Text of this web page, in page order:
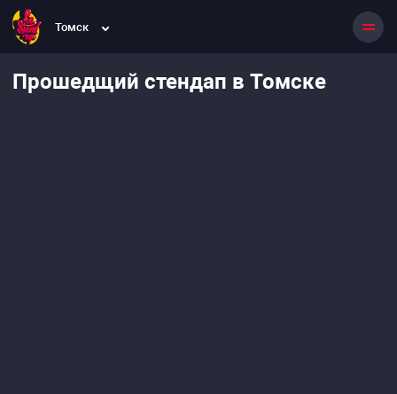
Томск
Прошедщий стендап в Томске